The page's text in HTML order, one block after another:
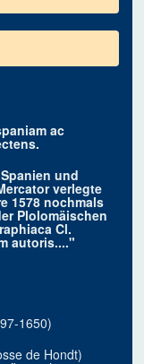
ac
und
verlegte
1578 nochmals
Plolomäischen
Cl.
autoris...."
1650)
de Hondt)